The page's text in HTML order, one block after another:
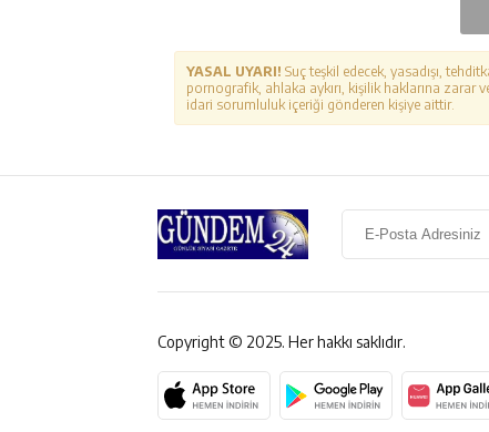
YASAL UYARI! Suç teşkil edecek, yasadışı,
pornografik, ahlaka aykırı, kişilik haklarına
idari sorumluluk içeriği gönderen kişiye aittir.
Copyright © 2025. Her hakkı saklıdır.